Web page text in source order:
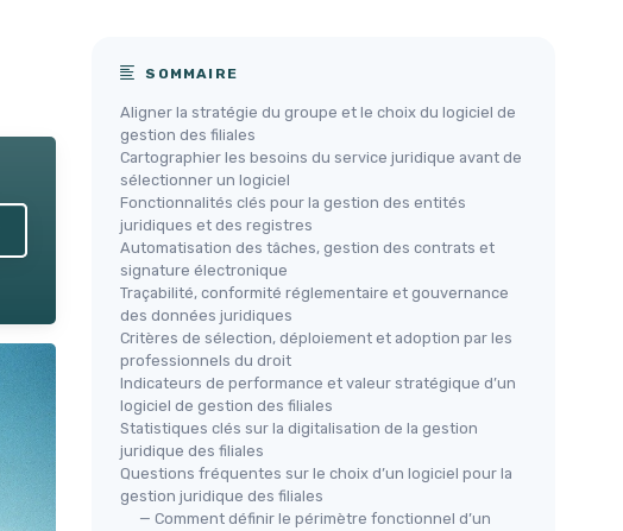
SOMMAIRE
Aligner la stratégie du groupe et le choix du logiciel de
gestion des filiales
Cartographier les besoins du service juridique avant de
sélectionner un logiciel
Fonctionnalités clés pour la gestion des entités
juridiques et des registres
Automatisation des tâches, gestion des contrats et
signature électronique
Traçabilité, conformité réglementaire et gouvernance
des données juridiques
Critères de sélection, déploiement et adoption par les
professionnels du droit
Indicateurs de performance et valeur stratégique d’un
logiciel de gestion des filiales
Statistiques clés sur la digitalisation de la gestion
juridique des filiales
Questions fréquentes sur le choix d’un logiciel pour la
gestion juridique des filiales
— Comment définir le périmètre fonctionnel d’un